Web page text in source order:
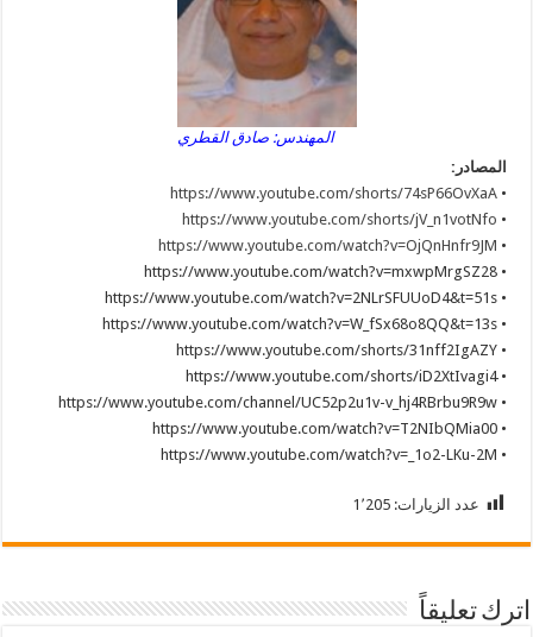
المهندس: صادق القطري
المصادر:
•
https://www.youtube.com/shorts/74sP66OvXaA
•
https://www.youtube.com/shorts/jV_n1votNfo
•
https://www.youtube.com/watch?v=OjQnHnfr9JM
• https://www.youtube.com/watch?v=mxwpMrgSZ28
• https://www.youtube.com/watch?v=2NLrSFUUoD4&t=51s
• https://www.youtube.com/watch?v=W_fSx68o8QQ&t=13s
• https://www.youtube.com/shorts/31nff2IgAZY
• https://www.youtube.com/shorts/iD2XtIvagi4
• https://www.youtube.com/channel/UC52p2u1v-v_hj4RBrbu9R9w
• https://www.youtube.com/watch?v=T2NIbQMia00
• https://www.youtube.com/watch?v=_1o2-LKu-2M
عدد الزيارات: 1٬205
اترك تعليقاً